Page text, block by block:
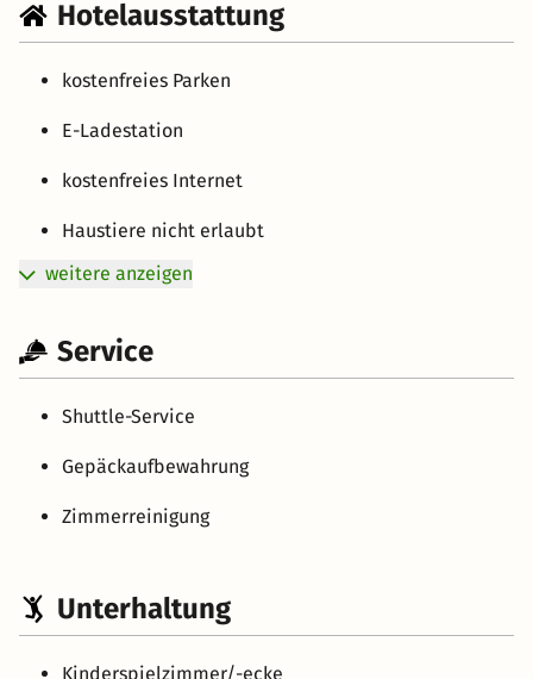
Hotelausstattung
kostenfreies Parken
E-Ladestation
kostenfreies Internet
Haustiere nicht erlaubt
weitere anzeigen
Service
Shuttle-Service
Gepäckaufbewahrung
Zimmerreinigung
Unterhaltung
Kinderspielzimmer/-ecke